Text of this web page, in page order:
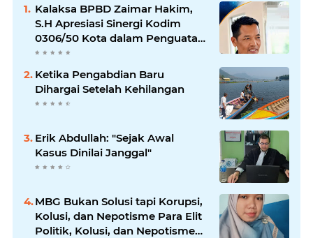
Kalaksa BPBD Zaimar Hakim,
S.H Apresiasi Sinergi Kodim
0306/50 Kota dalam Penguatan
Mitigasi dan Penanganan
Bencana
Ketika Pengabdian Baru
Dihargai Setelah Kehilangan
Erik Abdullah: "Sejak Awal
Kasus Dinilai Janggal"
MBG Bukan Solusi tapi Korupsi,
Kolusi, dan Nepotisme Para Elit
Politik, Kolusi, dan Nepotisme